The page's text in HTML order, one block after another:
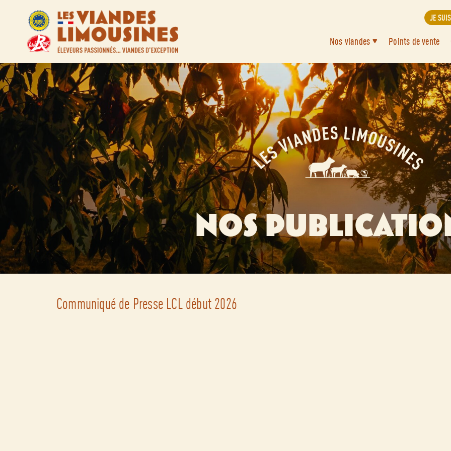
JE
Nos viandes Points de vente
NOS
Communiqué de Presse LCL début 2026